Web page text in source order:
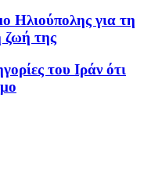
Ηλιούπολης για τη
ζωή της
του Ιράν ότι